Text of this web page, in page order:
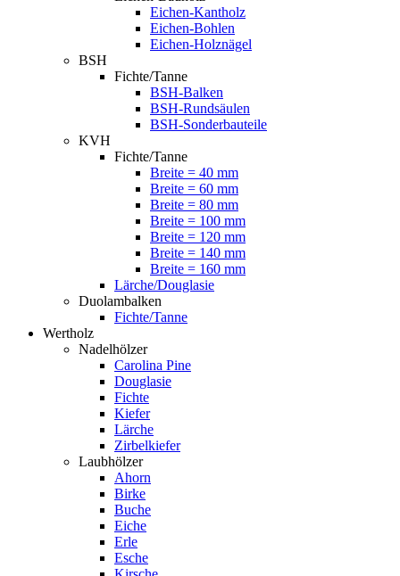
Eichen-Kantholz
Eichen-Bohlen
Eichen-Holznägel
BSH
Fichte/Tanne
BSH-Balken
BSH-Rundsäulen
BSH-Sonderbauteile
KVH
Fichte/Tanne
Breite = 40 mm
Breite = 60 mm
Breite = 80 mm
Breite = 100 mm
Breite = 120 mm
Breite = 140 mm
Breite = 160 mm
Lärche/Douglasie
Duolambalken
Fichte/Tanne
Wertholz
Nadelhölzer
Carolina Pine
Douglasie
Fichte
Kiefer
Lärche
Zirbelkiefer
Laubhölzer
Ahorn
Birke
Buche
Eiche
Erle
Esche